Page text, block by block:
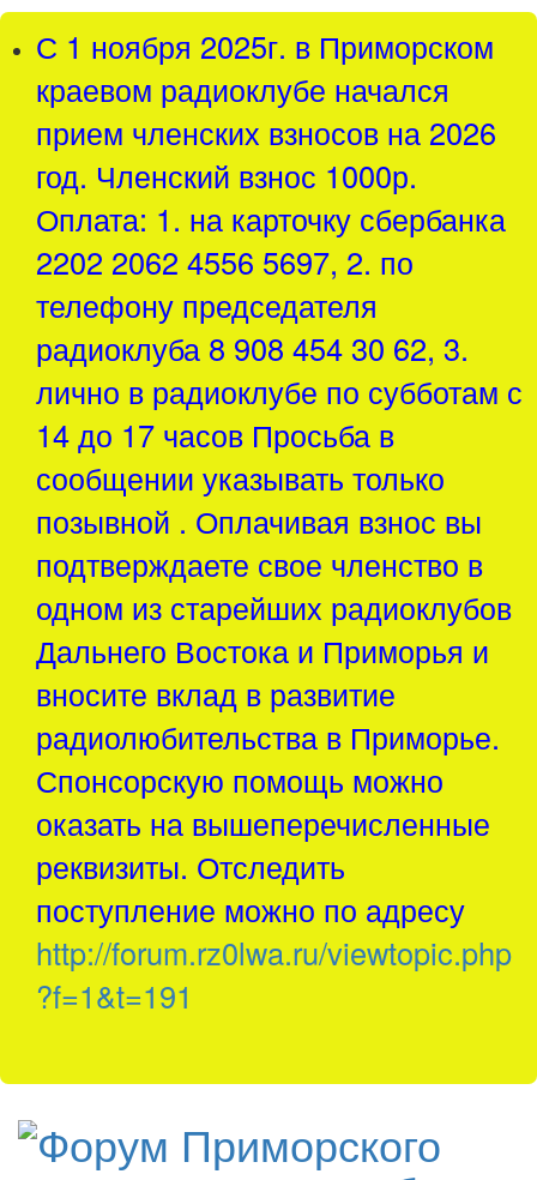
С 1 ноября 2025г. в Приморском
краевом радиоклубе начался
прием членских взносов на 2026
год. Членский взнос 1000р.
Оплата: 1. на карточку сбербанка
2202 2062 4556 5697, 2. по
телефону председателя
радиоклуба 8 908 454 30 62, 3.
лично в радиоклубе по субботам с
14 до 17 часов Просьба в
сообщении указывать только
позывной . Оплачивая взнос вы
подтверждаете свое членство в
одном из старейших радиоклубов
Дальнего Востока и Приморья и
вносите вклад в развитие
радиолюбительства в Приморье.
Спонсорскую помощь можно
оказать на вышеперечисленные
реквизиты. Отследить
поступление можно по адресу
http://forum.rz0lwa.ru/viewtopic.php
?f=1&t=191